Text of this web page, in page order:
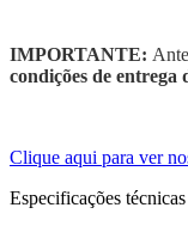
IMPORTANTE:
condições de entrega
Clique aqui para ver
Especificações técnicas